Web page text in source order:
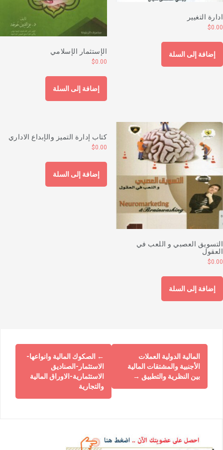
التغيير
$
إضافة إلى السلة الإستثمار الإسلامي
$0.00
إضافة إلى السلة
العصبي و اللعب في
$
إضافة إلى السلة
كتاب إدارة التميز والإبداع الاداري
$0.00
إضافة إلى السلة
← الصكوك المالية وانواعها-
الاستثمار-الصناديق
الاستثمارية-الاوراق المالية
والتجارية
المالية الدولية العملات
الأجنبية والمشتقات المالية
بين النظرية والتطبيق →